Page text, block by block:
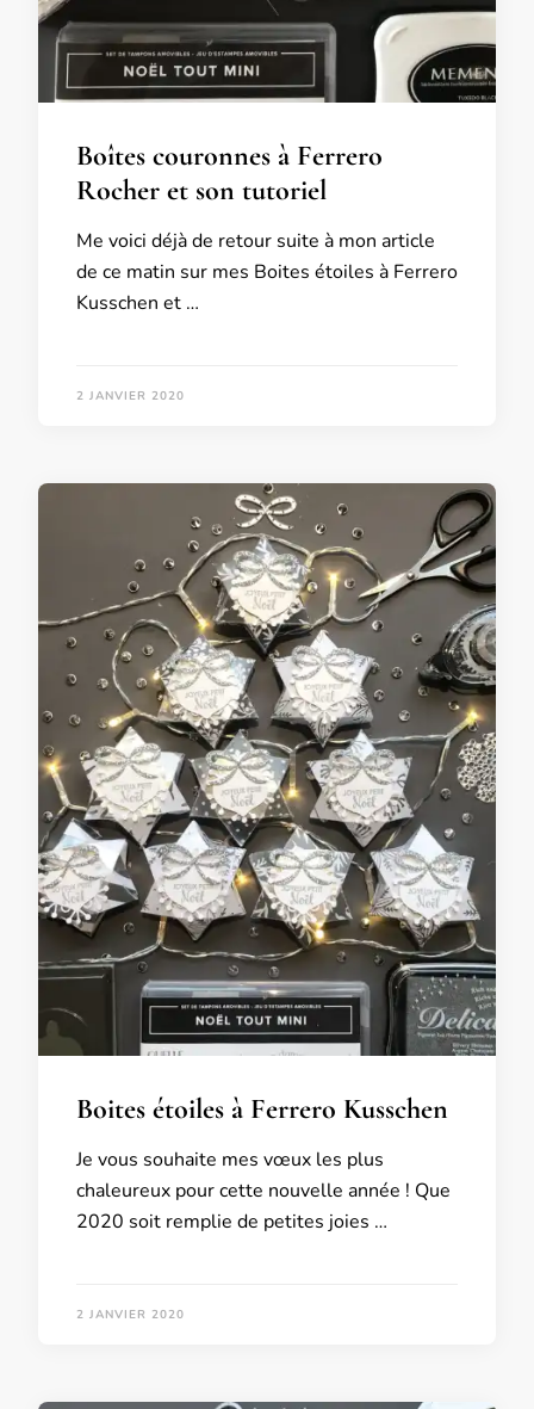
Boîtes couronnes à Ferrero
Rocher et son tutoriel
Me voici déjà de retour suite à mon article
de ce matin sur mes Boites étoiles à Ferrero
Kusschen et …
2 JANVIER 2020
Boites étoiles à Ferrero Kusschen
Je vous souhaite mes vœux les plus
chaleureux pour cette nouvelle année ! Que
2020 soit remplie de petites joies …
2 JANVIER 2020